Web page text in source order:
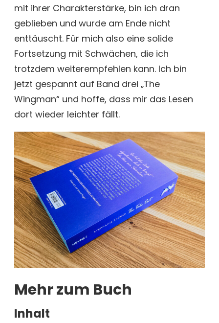
mit ihrer Charakterstärke, bin ich dran
geblieben und wurde am Ende nicht
enttäuscht. Für mich also eine solide
Fortsetzung mit Schwächen, die ich
trotzdem weiterempfehlen kann. Ich bin
jetzt gespannt auf Band drei „The
Wingman“ und hoffe, dass mir das Lesen
dort wieder leichter fällt.
Mehr zum Buch
Inhalt